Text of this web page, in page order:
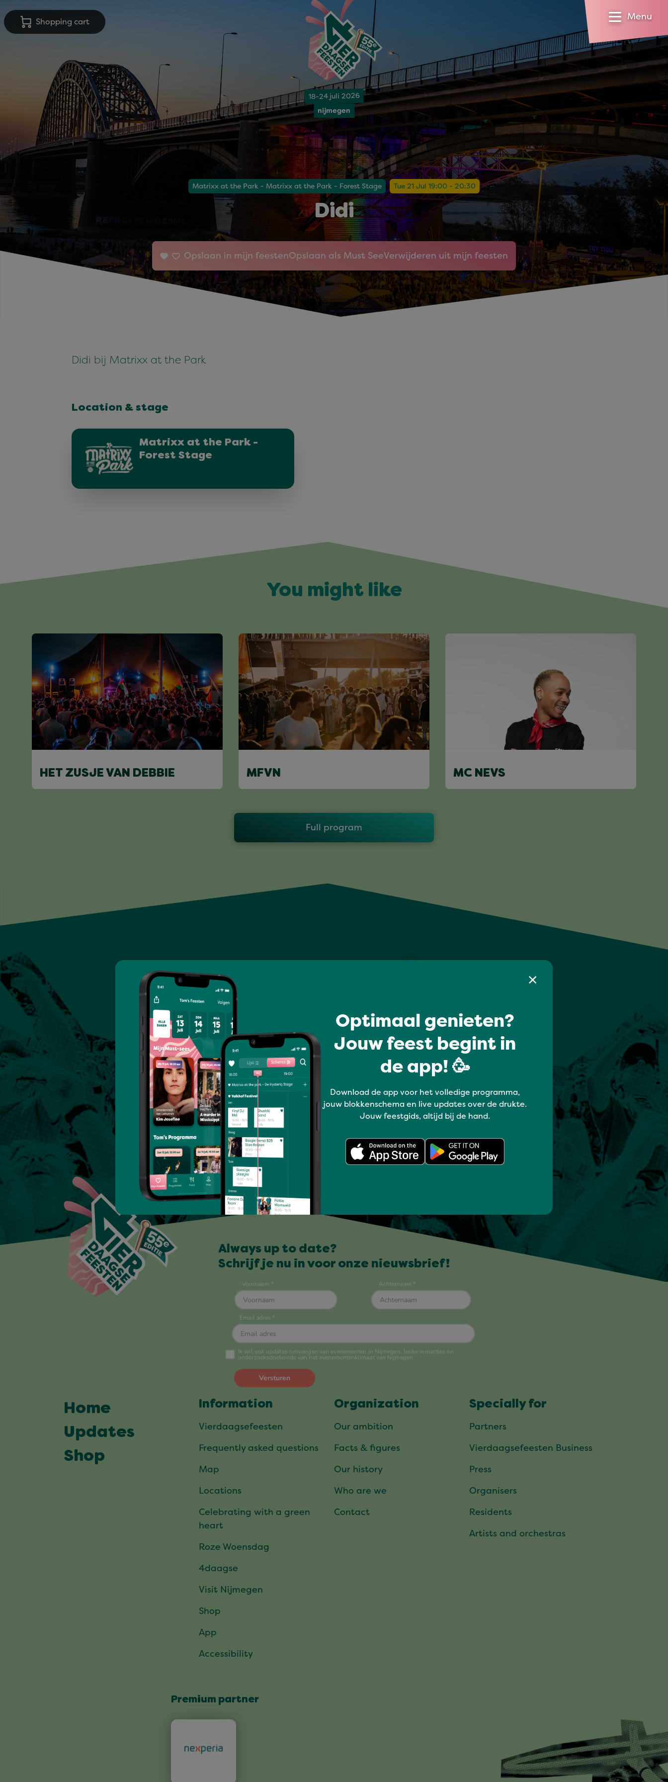
Shopping cart
18-24 juli 2026
nijmegen
Menu
Matrixx at the Park - Matrixx at the Park - Forest Stage Tue 21 Jul 19:00 - 20:30
Didi
Opslaan in mijn feestenOpslaan als Must SeeVerwijderen uit mijn feesten
Didi bij Matrixx at the Park
Location & stage
Matrixx at the Park -
Forest Stage
You might like
HET ZUSJE VAN DEBBIE MFVN MC NEVS
Full program
Optimaal genieten?
Jouw feest begint in
de app! 🥳
Download de app voor het volledige programma,
jouw blokkenschema en live updates over de drukte.
Jouw feestgids, altijd bij de hand.
Always up to date?
Schrijf je nu in voor onze nieuwsbrief!
Home
Updates
Shop
Information
Vierdaagsefeesten
Frequently asked questions
Map
Locations
Celebrating with a green
heart
Roze Woensdag
4daagse
Visit Nijmegen
Shop
App
Accessibility
Organization
Our ambition
Facts & figures
Our history
Who are we
Contact
Specially for
Partners
Vierdaagsefeesten Business
Press
Organisers
Residents
Artists and orchestras
Premium partner